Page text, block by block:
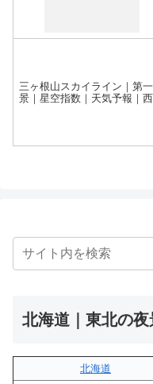
三ヶ根山スカイライン｜第
景｜星空指数｜天気予報｜
北海道｜東北の夜
北海道